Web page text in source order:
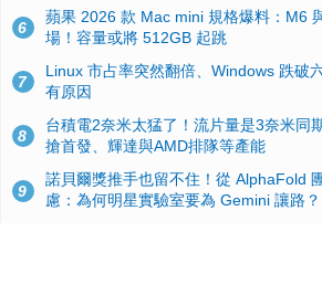
6
蘋果 2026 款 Mac mini 規格爆料：M6
場！容量或將 512GB 起跳
7
Linux 市占率突然翻倍、Windows 跌破
有原因
8
台積電2奈米太猛了！流片量是3奈米同
搶首發、輝達與AMD排隊等產能
9
諾貝爾獎推手也留不住！從 AlphaFold
慮：為何明星實驗室要為 Gemini 讓路？